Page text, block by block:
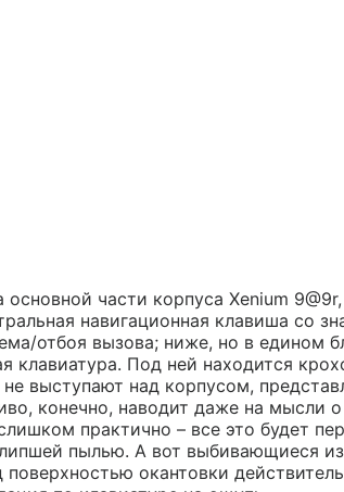
части корпуса Xenium
навигационная клавиша со
отбоя вызова; ниже, но в едином
клавиатура. Под ней находится
выступают над корпусом,
конечно, наводит даже на мысли
практично – все это будет
пылью. А вот выбивающиеся
окантовки